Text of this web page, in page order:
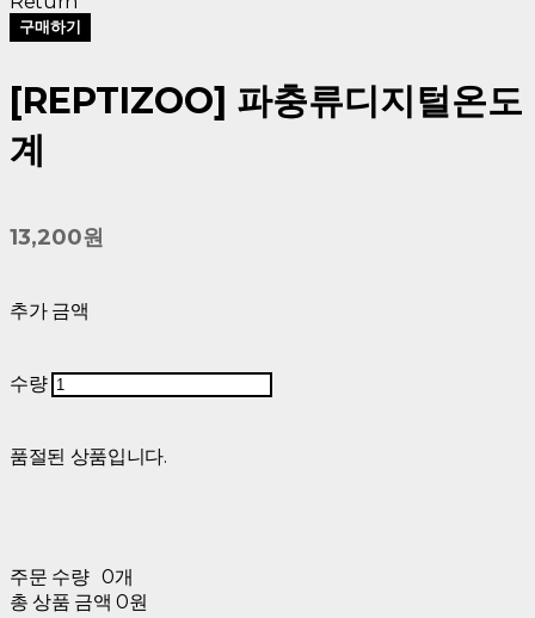
구매하기
[REPTIZOO] 파충류디지털온도
계
13,200원
추가 금액
수량
품절된 상품입니다.
주문 수량 0개
총 상품 금액 0원